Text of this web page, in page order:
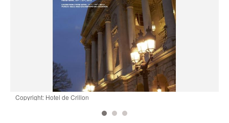
Copyright: Hotel de Crillon